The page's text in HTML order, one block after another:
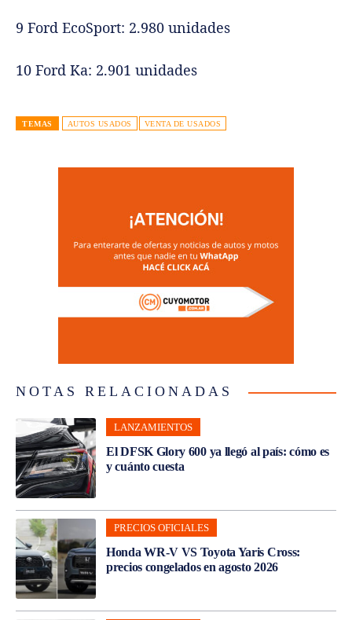
9 Ford EcoSport: 2.980 unidades
10 Ford Ka: 2.901 unidades
TEMAS AUTOS USADOS VENTA DE USADOS
NOTAS RELACIONADAS
LANZAMIENTOS
El DFSK Glory 600 ya llegó al país: cómo es
y cuánto cuesta
PRECIOS OFICIALES
Honda WR-V VS Toyota Yaris Cross:
precios congelados en agosto 2026